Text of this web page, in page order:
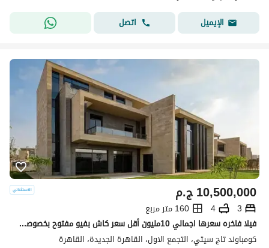
الإيميل
اتصل
ج.م10,500,000
3
4
160 متر مربع
فيلا فاخره سعرها اجمالي 10مليون أقل سعر كاش بفيو مفتوح بخصوصيه كامله للبيع في تاج سيتي Taj city القاهره الجديده التجمع الخامس
كومباوند تاج سيتي، التجمع الاول، القاهرة الجديدة، القاهرة